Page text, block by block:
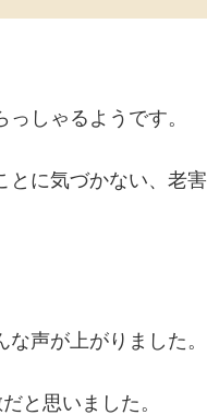
しゃるようです。
とに気づかない、老害
声が上がりました。
と思いました。